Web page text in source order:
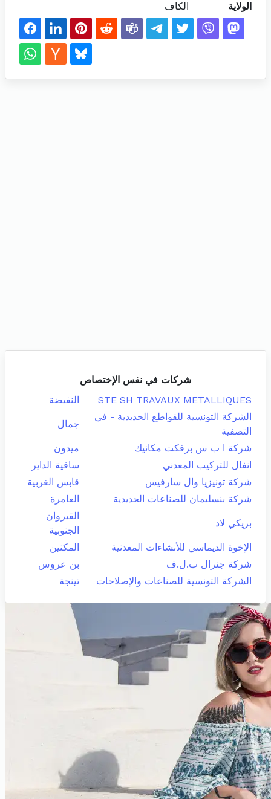
الولاية
الكاف
شركات في نفس الإختصاص
STE SH TRAVAUX METALLIQUES
النفيضة
الشركة التونسية للقواطع الحديدية - في
التصفية
جمال
شركة ا ب س برفكت مكانيك
ميدون
انفال للتركيب المعدني
ساقية الداير
شركة تونيزيا وال سارفيس
قابس الغربية
شركة بنسليمان للصناعات الحديدية
العامرة
بريكي لاد
القيروان
الجنوبية
الإخوة الديماسي للأنشاءات المعدنية
المكنين
شركة جنرال ب.ل.ف
بن عروس
الشركة التونسية للصناعات والإصلاحات
تينجة